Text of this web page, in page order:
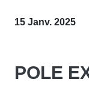
15 Janv. 2025
POLE